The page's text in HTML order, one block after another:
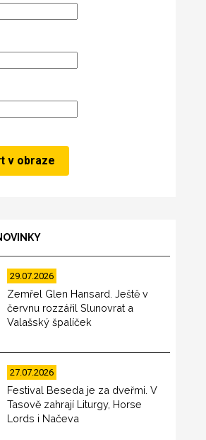
29.07.2026
Zemřel Glen Hansard. Ještě v
červnu rozzářil Slunovrat a
Valašský špalíček
27.07.2026
Festival Beseda je za dveřmi. V
Tasově zahrají Liturgy, Horse
Lords i Načeva